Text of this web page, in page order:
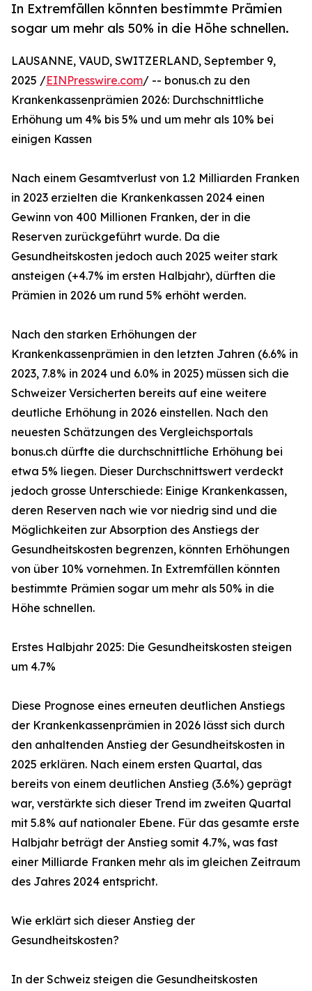
In Extremfällen könnten bestimmte Prämien
sogar um mehr als 50% in die Höhe schnellen.
LAUSANNE, VAUD, SWITZERLAND, September 9,
2025 /EINPresswire.com/ -- bonus.ch zu den
Krankenkassenprämien 2026: Durchschnittliche
Erhöhung um 4% bis 5% und um mehr als 10% bei
einigen Kassen
Nach einem Gesamtverlust von 1.2 Milliarden Franken
in 2023 erzielten die Krankenkassen 2024 einen
Gewinn von 400 Millionen Franken, der in die
Reserven zurückgeführt wurde. Da die
Gesundheitskosten jedoch auch 2025 weiter stark
ansteigen (+4.7% im ersten Halbjahr), dürften die
Prämien in 2026 um rund 5% erhöht werden.
Nach den starken Erhöhungen der
Krankenkassenprämien in den letzten Jahren (6.6% in
2023, 7.8% in 2024 und 6.0% in 2025) müssen sich die
Schweizer Versicherten bereits auf eine weitere
deutliche Erhöhung in 2026 einstellen. Nach den
neuesten Schätzungen des Vergleichsportals
bonus.ch dürfte die durchschnittliche Erhöhung bei
etwa 5% liegen. Dieser Durchschnittswert verdeckt
jedoch grosse Unterschiede: Einige Krankenkassen,
deren Reserven nach wie vor niedrig sind und die
Möglichkeiten zur Absorption des Anstiegs der
Gesundheitskosten begrenzen, könnten Erhöhungen
von über 10% vornehmen. In Extremfällen könnten
bestimmte Prämien sogar um mehr als 50% in die
Höhe schnellen.
Erstes Halbjahr 2025: Die Gesundheitskosten steigen
um 4.7%
Diese Prognose eines erneuten deutlichen Anstiegs
der Krankenkassenprämien in 2026 lässt sich durch
den anhaltenden Anstieg der Gesundheitskosten in
2025 erklären. Nach einem ersten Quartal, das
bereits von einem deutlichen Anstieg (3.6%) geprägt
war, verstärkte sich dieser Trend im zweiten Quartal
mit 5.8% auf nationaler Ebene. Für das gesamte erste
Halbjahr beträgt der Anstieg somit 4.7%, was fast
einer Milliarde Franken mehr als im gleichen Zeitraum
des Jahres 2024 entspricht.
Wie erklärt sich dieser Anstieg der
Gesundheitskosten?
In der Schweiz steigen die Gesundheitskosten